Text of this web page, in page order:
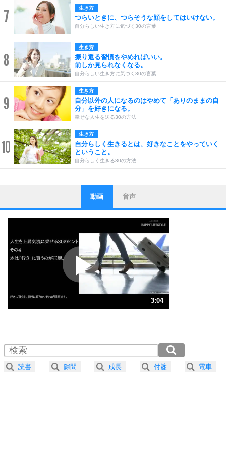
7 生き方
つらいときに、つらそうな顔をしてはいけない。
自分らしい生き方に気づく30の言葉
8
生き方
振り返る習慣をやめればいい。
前しか見られなくなる。
自分らしい生き方に気づく30の言葉
9
生き方
自分以外の人になるのはやめて「ありのままの自
分」を好きになる。
幸せな人生を送る30の方法
10
生き方
自分らしく生きるとは、好きなことをやっていく
ということ。
自分らしく生きる30の方法
1
ストレス対策
他人と比べない。
いっそのこと、他人を見ない。
いらいらしない人になる30の方法
プラス思考
ポジティブになれない原因は、行動しないから。
ポジティブ思考になる30の方法
ストレス対策
人生、なんとかなるもの。
気楽に生きる30の方法
4 器の大きい人は、怒りを優しさで表現する。
プラス思考
動画 音声
3:04
2.0倍速 （361KB 1分32秒）
2.5倍速 （289KB 1分13秒）
3.0倍速 （241KB 1分1秒）
読書 隙間 成長 付箋 電車